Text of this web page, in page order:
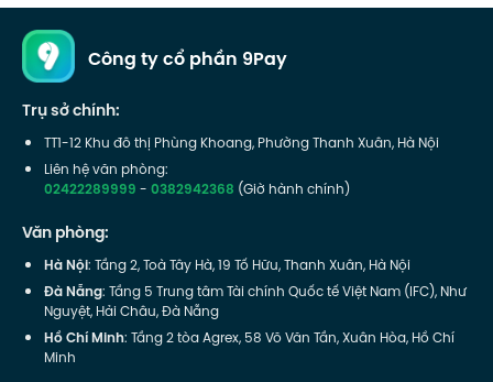
Công ty cổ phần 9Pay
Trụ sở chính:
TT1-12 Khu đô thị Phùng Khoang, Phường Thanh Xuân, Hà Nội
Liên hệ văn phòng:
02422289999-0382942368 (Giờ hành chính)
Văn phòng:
Hà Nội: Tầng 2, Toà Tây Hà, 19 Tố Hữu, Thanh Xuân, Hà Nội
Đà Nẵng: Tầng 5 Trung tâm Tài chính Quốc tế Việt Nam (IFC), Như
Nguyệt, Hải Châu, Đà Nẵng
Hồ Chí Minh: Tầng 2 tòa Agrex, 58 Võ Văn Tần, Xuân Hòa, Hồ Chí
Minh